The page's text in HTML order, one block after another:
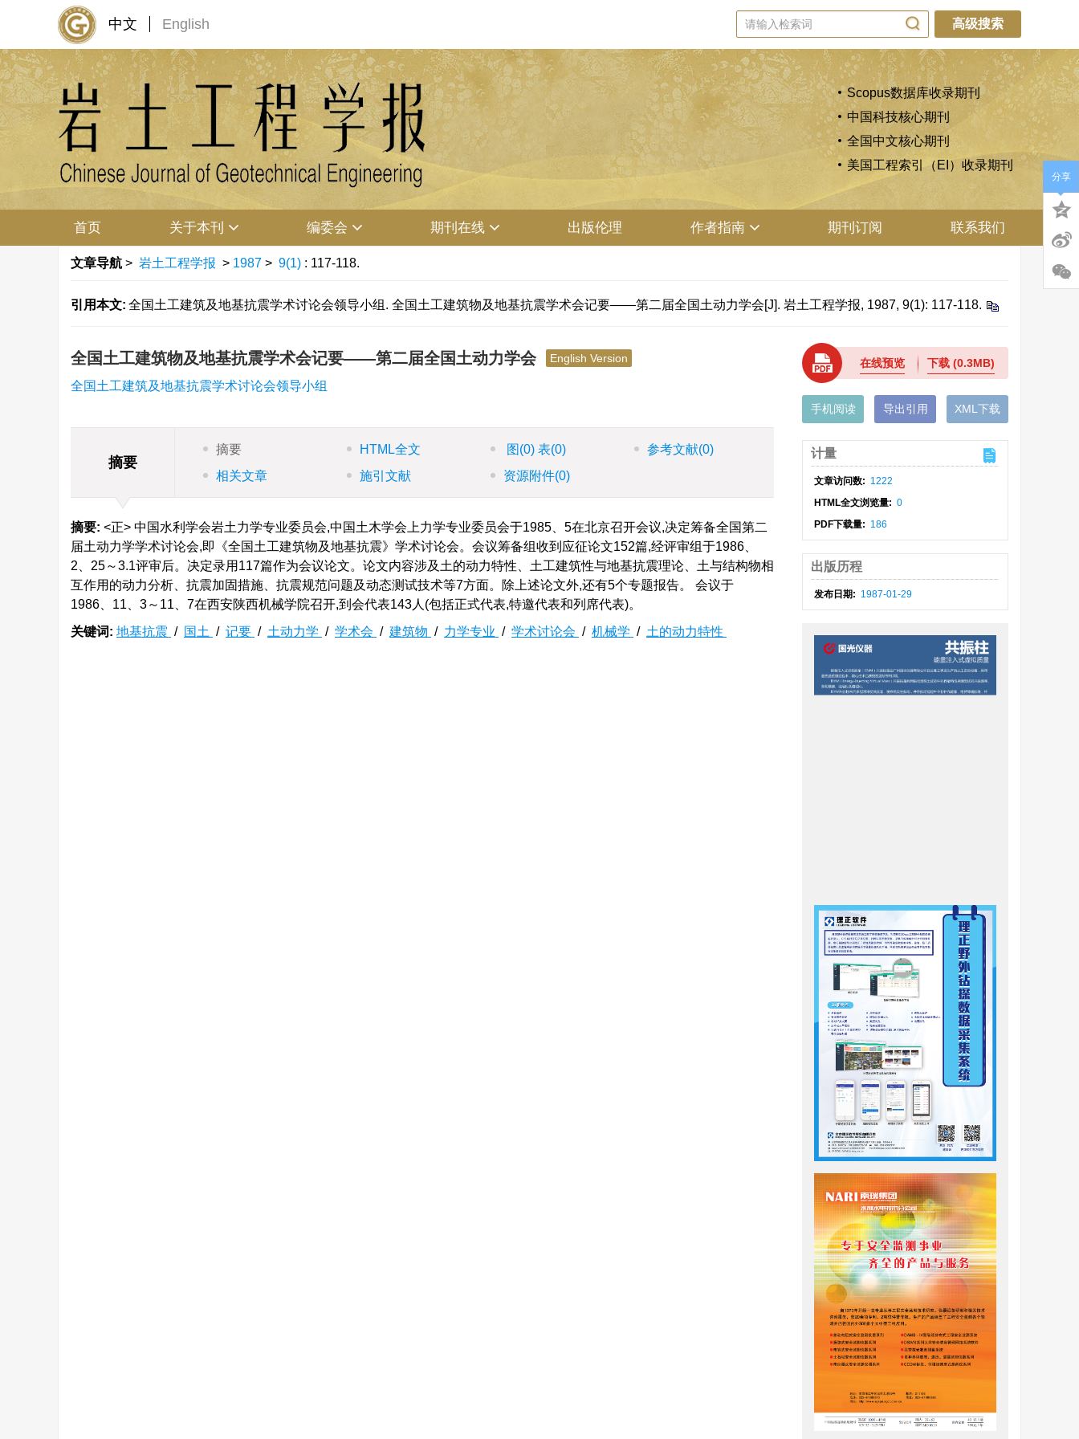
中文 English 高级搜索
Scopus数据库收录期刊
中国科技核心期刊
全国中文核心期刊
美国工程索引（EI）收录期刊
首页 关于本刊 编委会 期刊在线 出版伦理 作者指南 期刊订阅 联系我们
文章导航 > 岩土工程学报 > 1987 > 9(1) : 117-118.
引用本文: 全国土工建筑及地基抗震学术讨论会领导小组. 全国土工建筑物及地基抗震学术会记要——第二届全国土动力学会[J]. 岩土工程学报, 1987, 9(1): 117-118.
全国土工建筑物及地基抗震学术会记要——第二届全国土动力学会 English Version
全国土工建筑及地基抗震学术讨论会领导小组
摘要
摘要 HTML全文 图 (0) 表(0) 参考文献(0)
相关文章
施引文献 资源附件(0)
摘要: <正> 中国水利学会岩土力学专业委员会,中国土木学会上力学专业委员会于1985、5在北京召开会议,决定筹备全国第二
届土动力学学术讨论会,即《全国土工建筑物及地基抗震》学术讨论会。会议筹备组收到应征论文152篇,经评审组于1986、
2、25～3.1评审后。决定录用117篇作为会议论文。论文内容涉及土的动力特性、土工建筑性与地基抗震理论、土与结构物相
互作用的动力分析、抗震加固措施、抗震规范问题及动态测试技术等7方面。除上述论文外,还有5个专题报告。 会议于
1986、11、3～11、7在西安陕西机械学院召开,到会代表143人(包括正式代表,特邀代表和列席代表)。
关键词: 地基抗震 / 国土 / 记要 / 土动力学 / 学术会 / 建筑物 / 力学专业 / 学术讨论会 / 机械学 / 土的动力特性
在线预览 下载(0.3MB)
手机阅读 导出引用 XML下载
计量
文章访问数: 1222
HTML全文浏览量: 0
PDF下载量: 186
出版历程
发布日期: 1987-01-29
分享